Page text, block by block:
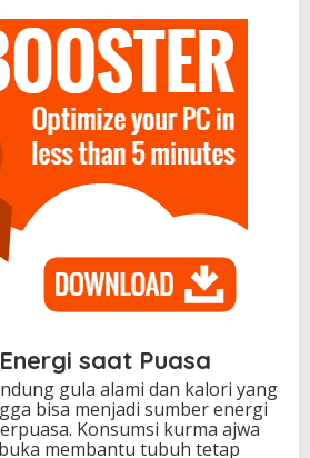
saat Puasa
gula alami dan kalori yang
bisa menjadi sumber energi
Konsumsi kurma ajwa
membantu tubuh tetap